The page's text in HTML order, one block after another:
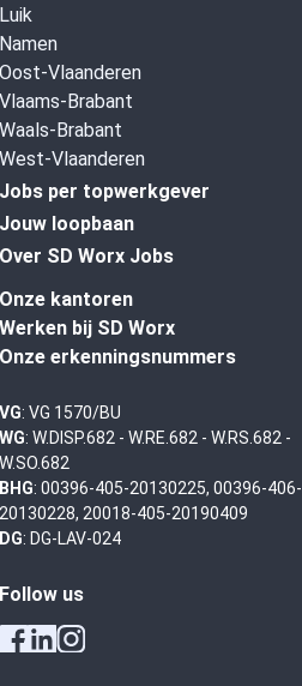
Luik
Namen
Oost-Vlaanderen
Vlaams-Brabant
Waals-Brabant
West-Vlaanderen
Jobs per topwerkgever
Jouw loopbaan
Over SD Worx Jobs
Onze kantoren
Werken bij SD Worx
Onze erkenningsnummers
VG: VG 1570/BU
WG: W.DISP.682 - W.RE.682 - W.RS.682 -
W.SO.682
BHG: 00396-405-20130225, 00396-406-
20130228, 20018-405-20190409
DG: DG-LAV-024
Follow us